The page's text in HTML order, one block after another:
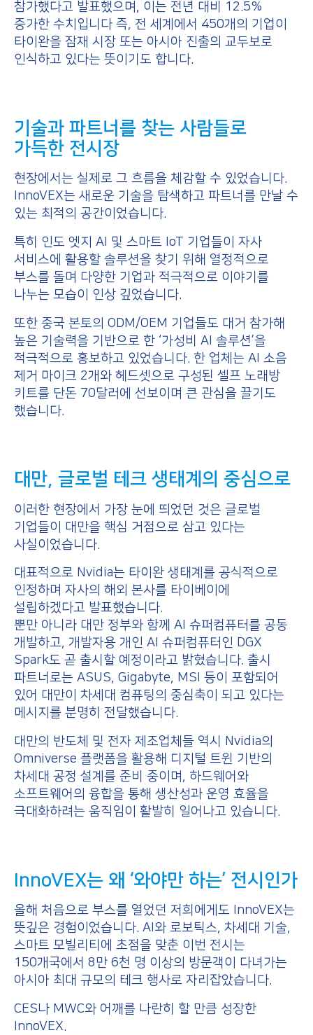
참가했다고 발표했으며, 이는 전년 대비 12.5%
증가한 수치입니다 즉, 전 세계에서 450개의 기업이
타이완을 잠재 시장 또는 아시아 진출의 교두보로
인식하고 있다는 뜻이기도 합니다.
기술과 파트너를 찾는 사람들로
가득한 전시장
현장에서는 실제로 그 흐름을 체감할 수 있었습니다.
InnoVEX는 새로운 기술을 탐색하고 파트너를 만날 수
있는 최적의 공간이었습니다.
특히 인도 엣지 AI 및 스마트 IoT 기업들이 자사
서비스에 활용할 솔루션을 찾기 위해 열정적으로
부스를 돌며 다양한 기업과 적극적으로 이야기를
나누는 모습이 인상 깊었습니다.
또한 중국 본토의 ODM/OEM 기업들도 대거 참가해
높은 기술력을 기반으로 한 ‘가성비 AI 솔루션’을
적극적으로 홍보하고 있었습니다. 한 업체는 AI 소음
제거 마이크 2개와 헤드셋으로 구성된 셀프 노래방
키트를 단돈 70달러에 선보이며 큰 관심을 끌기도
했습니다.
대만, 글로벌 테크 생태계의 중심으로
이러한 현장에서 가장 눈에 띄었던 것은 글로벌
기업들이 대만을 핵심 거점으로 삼고 있다는
사실이었습니다.
대표적으로 Nvidia는 타이완 생태계를 공식적으로
인정하며 자사의 해외 본사를 타이베이에
설립하겠다고 발표했습니다.
뿐만 아니라 대만 정부와 함께 AI 슈퍼컴퓨터를 공동
개발하고, 개발자용 개인 AI 슈퍼컴퓨터인 DGX
Spark도 곧 출시할 예정이라고 밝혔습니다. 출시
파트너로는 ASUS, Gigabyte, MSI 등이 포함되어
있어 대만이 차세대 컴퓨팅의 중심축이 되고 있다는
메시지를 분명히 전달했습니다.
대만의 반도체 및 전자 제조업체들 역시 Nvidia의
Omniverse 플랫폼을 활용해 디지털 트윈 기반의
차세대 공정 설계를 준비 중이며, 하드웨어와
소프트웨어의 융합을 통해 생산성과 운영 효율을
극대화하려는 움직임이 활발히 일어나고 있습니다.
InnoVEX는 왜 ‘와야만 하는’ 전시인가
올해 처음으로 부스를 열었던 저희에게도 InnoVEX는
뜻깊은 경험이었습니다. AI와 로보틱스, 차세대 기술,
스마트 모빌리티에 초점을 맞춘 이번 전시는
150개국에서 8만 6천 명 이상의 방문객이 다녀가는
아시아 최대 규모의 테크 행사로 자리잡았습니다.
CES나 MWC와 어깨를 나란히 할 만큼 성장한
InnoVEX.